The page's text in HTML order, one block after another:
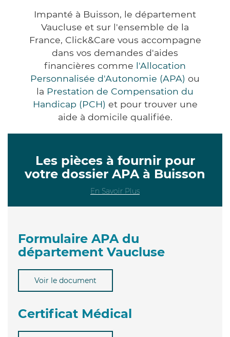
Impanté à Buisson, le département
Vaucluse et sur l'ensemble de la
France, Click&Care vous accompagne
dans vos demandes d'aides
financières comme l'Allocation
Personnalisée d'Autonomie (APA) ou
la Prestation de Compensation du
Handicap (PCH) et pour trouver une
aide à domicile qualifiée.
Les pièces à fournir pour
votre dossier APA à Buisson
En Savoir Plus
Formulaire APA du
département Vaucluse
Voir le document
Certificat Médical